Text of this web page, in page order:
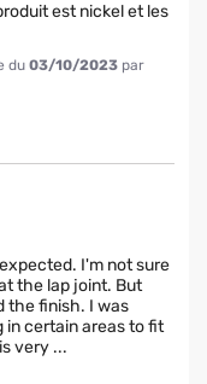
est nickel et les
du 03/10/2023 par
I'm not sure
the lap joint. But
the finish. I was
in certain areas to fit
very ...